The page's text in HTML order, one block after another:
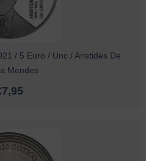
/ 5 Euro / Unc / Aristides De
Mendes
7,95